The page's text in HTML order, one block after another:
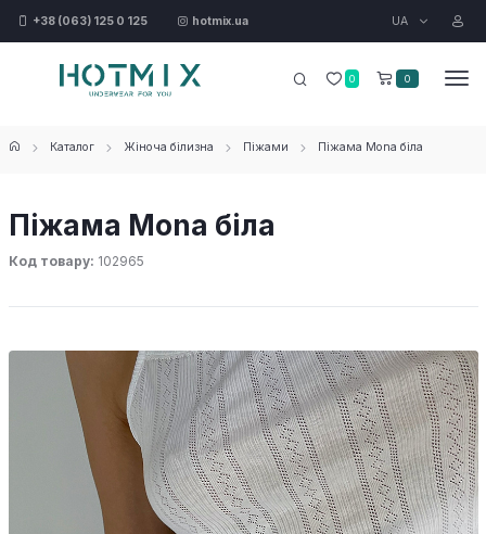
+38 (063) 125 0 125 hotmix.ua UA
0 0
Каталог Жіноча білизна Піжами Піжама Mona біла
Піжама Mona біла
Код товару: 102965